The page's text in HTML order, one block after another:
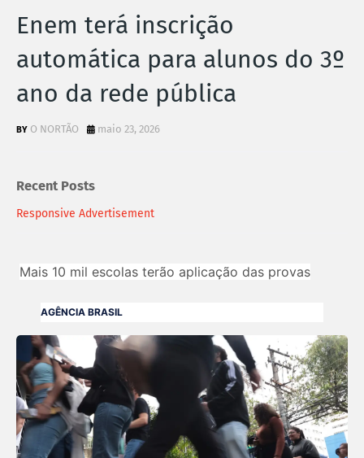
Enem terá inscrição
automática para alunos do 3º
ano da rede pública
O NORTÃO maio 23, 2026
Recent Posts
Responsive Advertisement
Mais 10 mil escolas terão aplicação das provas
AGÊNCIA BRASIL